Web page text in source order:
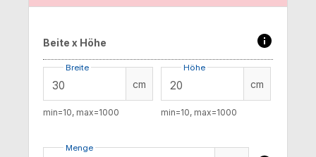
Beite x Höhe
Breite
cm
Höhe
cm
min=10, max=1000 min=10, max=1000
Menge